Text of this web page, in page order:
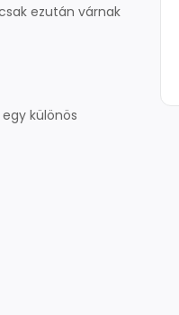
ezután várnak
különös